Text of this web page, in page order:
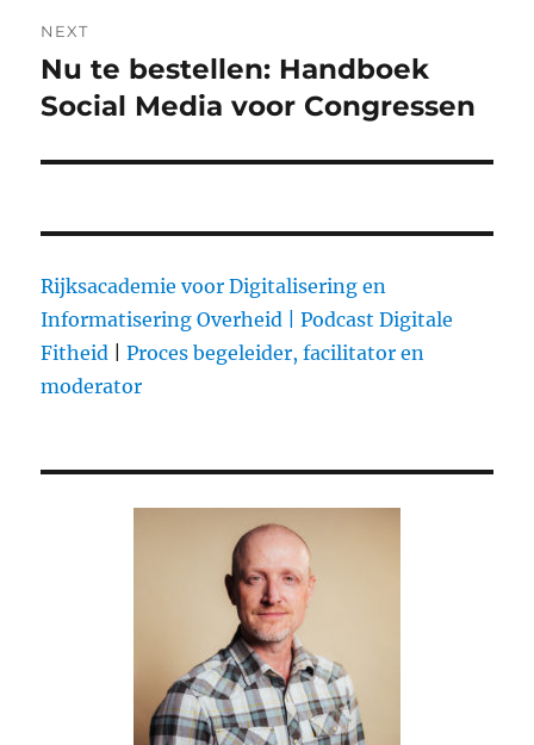
NEXT
Next
post:
Nu te bestellen: Handboek
Social Media voor Congressen
Rijksacademie voor Digitalisering en
Informatisering Overheid |
Podcast Digitale
Fitheid |Proces begeleider, facilitator en
moderator